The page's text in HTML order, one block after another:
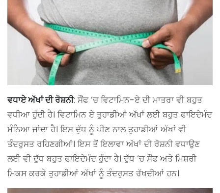
ਵਧਾਏ ਅੱਖਾਂ ਦੀ ਰੋਸ਼ਨੀ: ਸੌਂਫ ‘ਚ ਵਿਟਾਮਿਨ-ਏ ਦੀ ਮਾਤਰਾ ਵੀ ਬਹੁਤ
ਵਧੀਆ ਹੁੰਦੀ ਹੈ। ਵਿਟਾਮਿਨ ਏ ਤੁਹਾਡੀਆਂ ਅੱਖਾਂ ਲਈ ਬਹੁਤ ਫਾਇਦੇਮੰਦ
ਮੰਨਿਆ ਜਾਂਦਾ ਹੈ। ਇਸ ਦੁੱਧ ਨੂੰ ਪੀਣ ਨਾਲ ਤੁਹਾਡੀਆਂ ਅੱਖਾਂ ਵੀ
ਤੰਦਰੁਸਤ ਰਹਿਣਗੀਆਂ। ਇਸ ਤੋਂ ਇਲਾਵਾ ਅੱਖਾਂ ਦੀ ਰੋਸ਼ਨੀ ਵਧਾਉਣ
ਲਈ ਵੀ ਦੁੱਧ ਬਹੁਤ ਫਾਇਦੇਮੰਦ ਹੁੰਦਾ ਹੈ। ਦੁੱਧ ‘ਚ ਸੌਂਫ ਅਤੇ ਮਿਸ਼ਰੀ
ਮਿਕਸ ਕਰਕੇ ਤੁਹਾਡੀਆਂ ਅੱਖਾਂ ਨੂੰ ਤੰਦਰੁਸਤ ਰੱਖਦੀਆਂ ਹਨ।